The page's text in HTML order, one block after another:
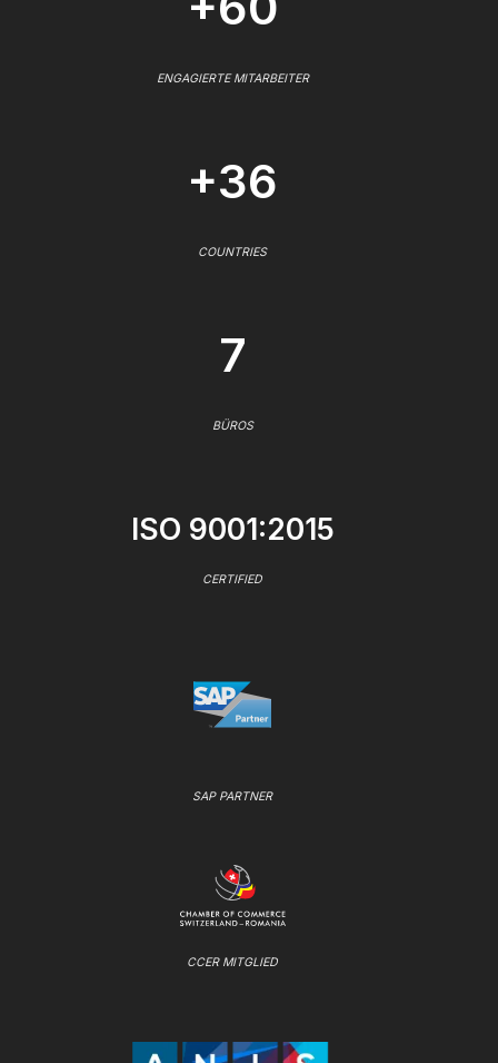
ENGAGIERTE MITARBEITER
+36
COUNTRIES
7
BÜROS
ISO 9001:2015
CERTIFIED
SAP PARTNER
CCER MITGLIED